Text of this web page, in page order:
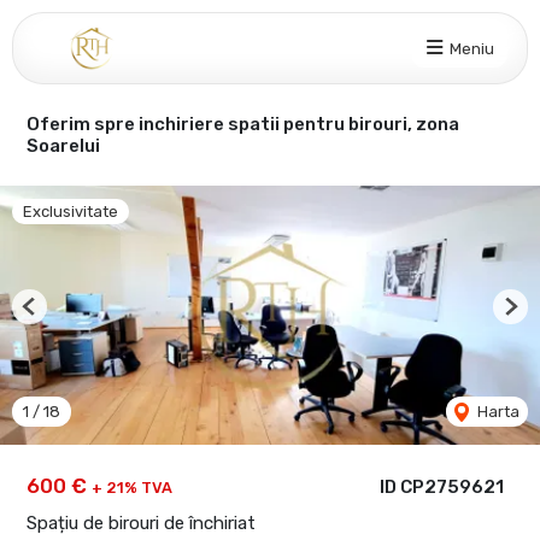
Meniu
Oferim spre inchiriere spatii pentru birouri, zona
Soarelui
ID CP2759621
600 € + 21% TVA
Spațiu de birouri de închiriat
Exclusivitate
1 / 18 Harta
Previous